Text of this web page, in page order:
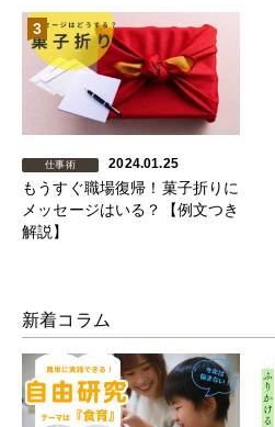
3
仕事術 2024.01.25
もうすぐ職場復帰！菓子折りに
メッセージはいる？【例文つき
解説】
新着コラム